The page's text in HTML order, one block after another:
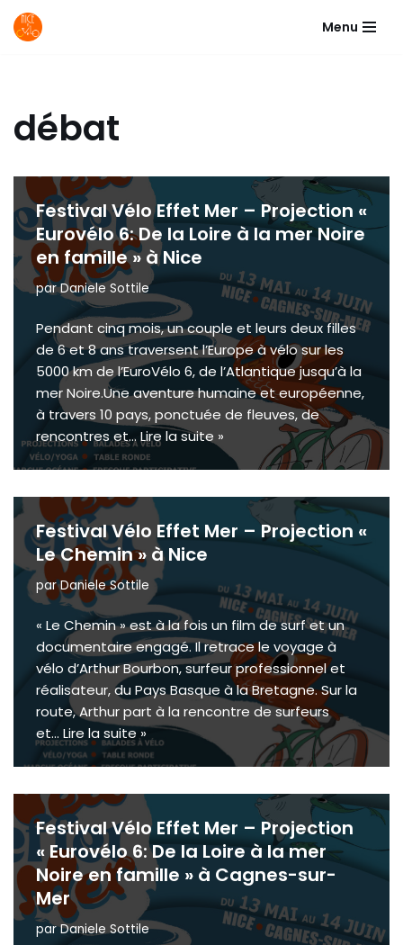
Menu
débat
Festival Vélo Effet Mer – Projection «
Eurovélo 6: De la Loire à la mer Noire
en famille » à Nice
parDaniele Sottile
Pendant cinq mois, un couple et leurs deux filles
de 6 et 8 ans traversent l’Europe à vélo sur les
5000 km de l’EuroVélo 6, de l’Atlantique jusqu’à la
mer Noire.Une aventure humaine et européenne,
à travers 10 pays, ponctuée de fleuves, de
rencontres et… Lire la suite »
Festival Vélo Effet Mer – Projection «
Le Chemin » à Nice
parDaniele Sottile
« Le Chemin » est à la fois un film de surf et un
documentaire engagé. Il retrace le voyage à
vélo d’Arthur Bourbon, surfeur professionnel et
réalisateur, du Pays Basque à la Bretagne. Sur la
route, Arthur part à la rencontre de surfeurs
et… Lire la suite »
Festival Vélo Effet Mer – Projection
« Eurovélo 6: De la Loire à la mer
Noire en famille » à Cagnes-sur-
Mer
parDaniele Sottile